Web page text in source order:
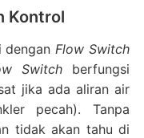
Kontrol
denganFlow Switch
Switch berfungsi
jika ada aliran air
pecah). Tanpa
tidak akan tahu di